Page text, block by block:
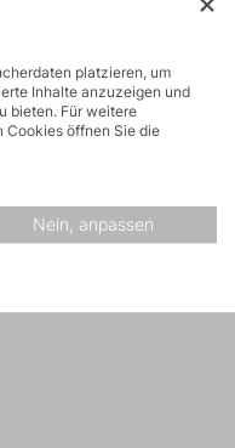
der
platzieren, um
Inhalte anzuzeigen und
bieten. Für weitere
Cookies öffnen Sie die
Nein, anpassen